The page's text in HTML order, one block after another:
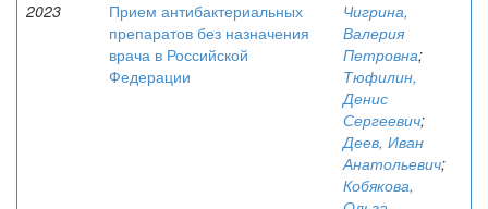
2023
Прием антибактериальных
препаратов без назначения
врача в Российской
Федерации
Чигрина,
Валерия
Петровна;
Тюфилин,
Денис
Сергеевич;
Деев, Иван
Анатольевич;
Кобякова,